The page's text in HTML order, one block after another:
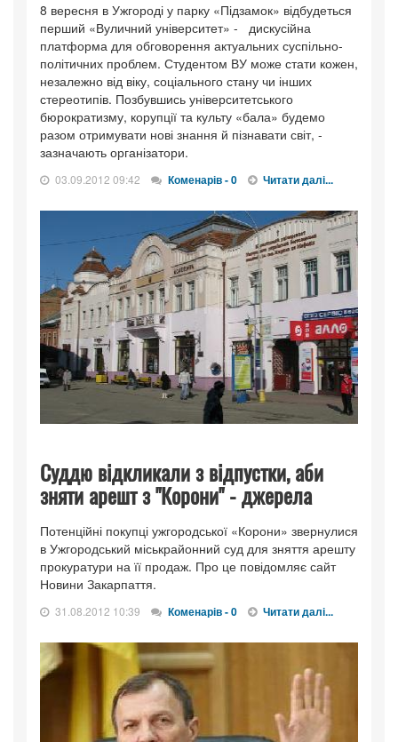
8 вересня в Ужгороді у парку «Підзамок» відбудеться
перший «Вуличний університет» - дискусійна
платформа для обговорення актуальних суспільно-
політичних проблем. Студентом ВУ може стати кожен,
незалежно від віку, соціального стану чи інших
стереотипів. Позбувшись університетського
бюрократизму, корупції та культу «бала» будемо
разом отримувати нові знання й пізнавати світ, -
зазначають організатори.
03.09.2012 09:42 Коменарів - 0 Читати далі...
Суддю відкликали з відпустки, аби
зняти арешт з "Корони" - джерела
Потенційні покупці ужгородської «Корони» звернулися
в Ужгородський міськрайонний суд для зняття арешту
прокуратури на її продаж. Про це повідомляє сайт
Новини Закарпаття.
31.08.2012 10:39 Коменарів - 0 Читати далі...